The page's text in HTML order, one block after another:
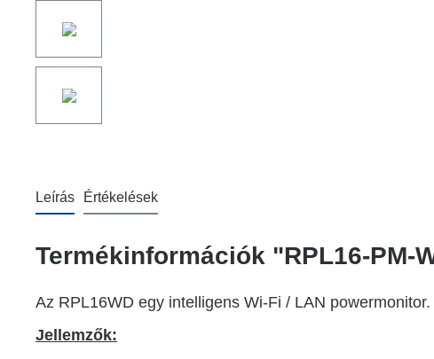
Leírás Értékelések
Termékinformációk "RPL16-PM-
Az RPL16WD egy intelligens Wi-Fi / LAN
Jellemzők: